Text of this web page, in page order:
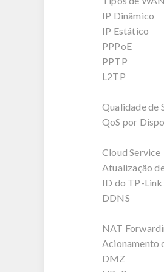
IP Dinâmico
IP Estático
PPPoE
PPTP
L2TP
Qualidade de
QoS por
Cloud
Atualização
ID do TP-Link
DDNS
NAT
Acionamento
DMZ